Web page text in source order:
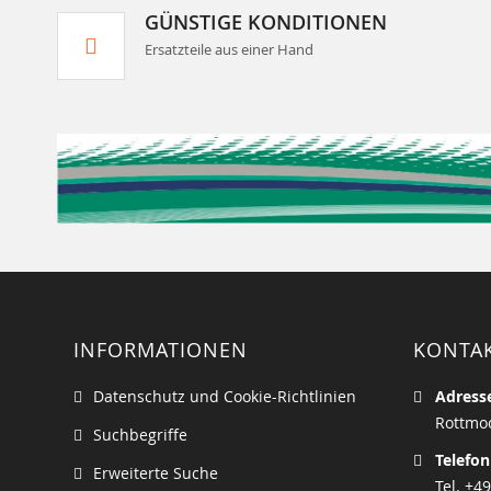
GÜNSTIGE KONDITIONEN
Ersatzteile aus einer Hand
INFORMATIONEN
Datenschutz und Cookie-Richtlinien
Suchbegriffe
Erweiterte Suche
Telefon
Tel.